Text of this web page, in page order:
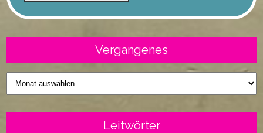
Vergangenes
Vergangenes
Leitwörter